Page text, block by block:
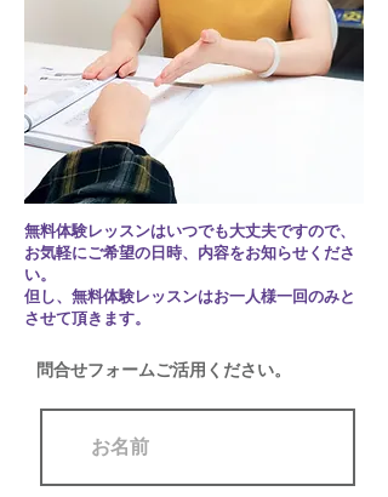
問合せフォームご活用ください。
無料体験レッスンはいつでも大丈夫ですので、
お気軽にご希望の日時、内容をお知らせくださ
い。
但し、無料体験レッスンはお一人様一回のみと
させて頂きます。